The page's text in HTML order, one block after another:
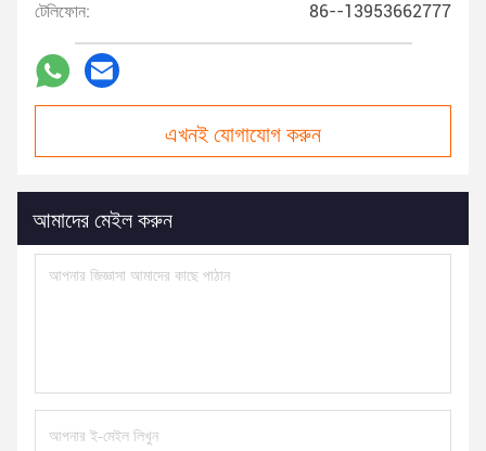
টেলিফোন: 86--13953662777
এখনই যোগাযোগ করুন
আমাদের মেইল করুন